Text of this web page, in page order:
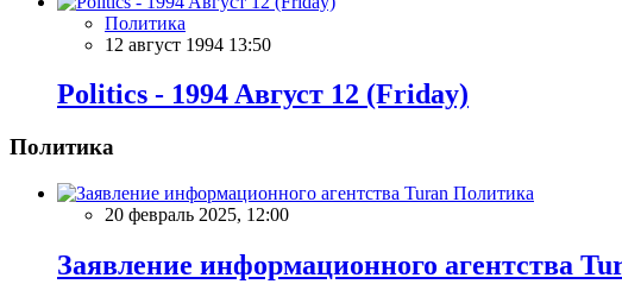
Политика
12 август 1994 13:50
Politics - 1994 Aвгуст 12 (Friday)
Политика
Политика
20 февраль 2025, 12:00
Заявление информационного агентства